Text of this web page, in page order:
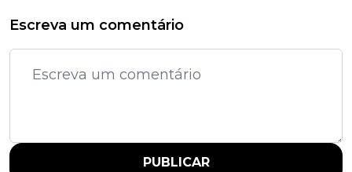
Escreva um comentário
PUBLICAR